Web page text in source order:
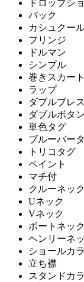
ドロップシ
バック
カシュクー
フリンジ
ドルマン
シンプル
巻きスカート
ラップ
ダブルブレ
ダブルボタン
単色タグ
ブルーバー
トリコタグ
ペイント
マチ付
クルーネック
Uネック
Vネック
ボートネック
ヘンリーネ
ショールカ
立ち襟
スタンドカ